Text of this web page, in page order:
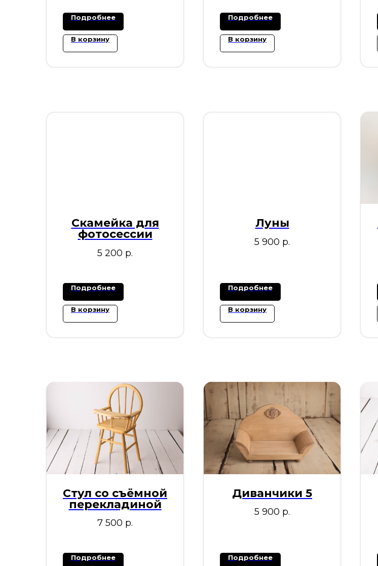
Подробнее
В корзину
Подробнее
В корзину
Скамейка для
фотосессии
5 200 р.
Подробнее
В корзину
Луны
5 900 р.
Подробнее
В корзину
Стул со съёмной
перекладиной
7 500 р.
Подробнее
Диванчики 5
5 900 р.
Подробнее